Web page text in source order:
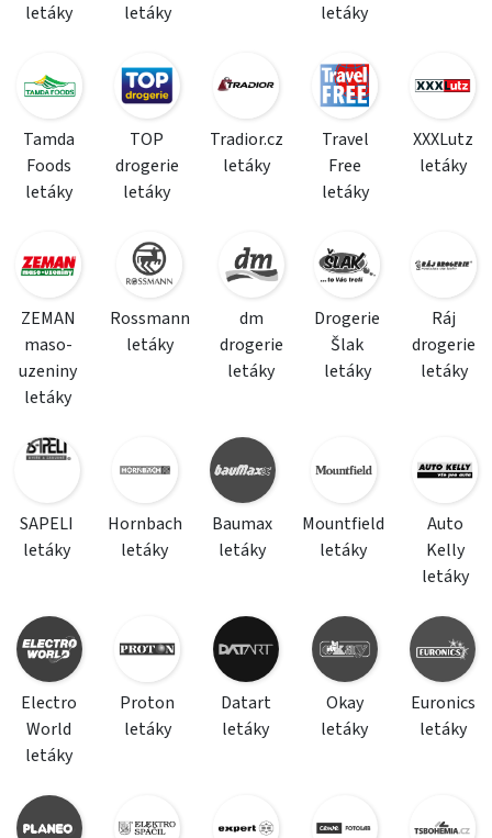
letáky
letáky
letáky
Tamda
Foods
letáky
TOP
drogerie
letáky
Tradior.cz
letáky
Travel
Free
letáky
XXXLutz
letáky
ZEMAN
maso-
uzeniny
letáky
Rossmann
letáky
dm
drogerie
letáky
Drogerie
Šlak
letáky
Ráj
drogerie
letáky
SAPELI
letáky
Hornbach
letáky
Baumax
letáky
Mountfield
letáky
Auto
Kelly
letáky
Electro
World
letáky
Proton
letáky
Datart
letáky
Okay
letáky
Euronics
letáky